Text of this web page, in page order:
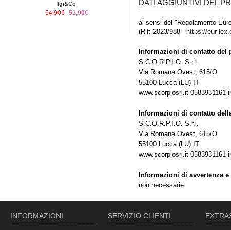
Igi&Co
64,90€ 51,90€
DATI AGGIUNTIVI DEL
ai sensi del "Regolamento
(Rif: 2023/988 - https://eur-
Informazioni di contatto del
S.C.O.R.P.I.O. S.r.l.
Via Romana Ovest, 615/O
55100 Lucca (LU) IT
www.scorpiosrl.it 0583931161
Informazioni di contatto
S.C.O.R.P.I.O. S.r.l.
Via Romana Ovest, 615/O
55100 Lucca (LU) IT
www.scorpiosrl.it 0583931161
Informazioni di avvertenza e
non necessarie
INFORMAZIONI SERVIZIO CLIENTI